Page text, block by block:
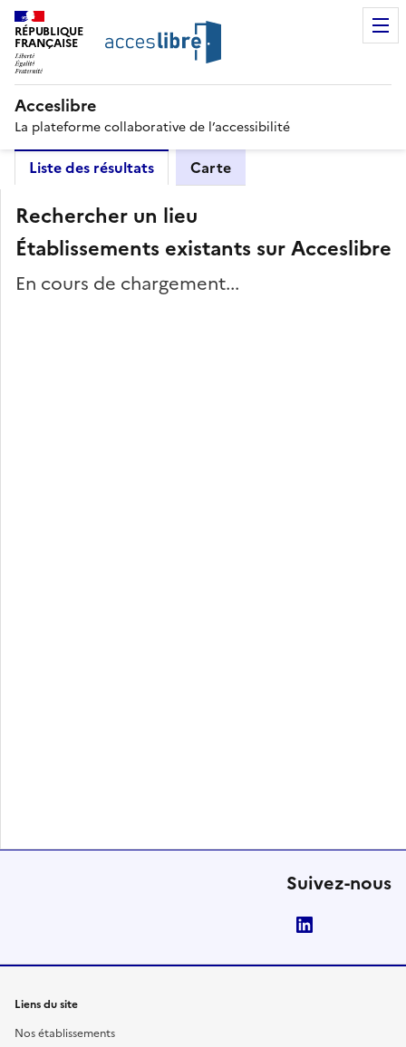
RÉPUBLIQUE
FRANÇAISE
Acceslibre
La plateforme collaborative de l’accessibilité
Liste des résultats Carte
Rechercher un lieu
Établissements existants sur Acceslibre
En cours de chargement...
Suivez-nous
Liens du site
Nos établissements